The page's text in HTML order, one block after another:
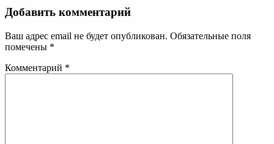
Добавить комментарий
Ваш адрес email не будет опубликован. Обязательные поля
помечены *
Комментарий *